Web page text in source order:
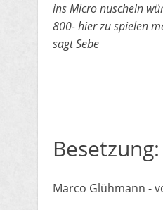
​ins Micro nuscheln
800- hier zu spielen
sagt Sebe
Besetzung:
​Marco Glühmann -